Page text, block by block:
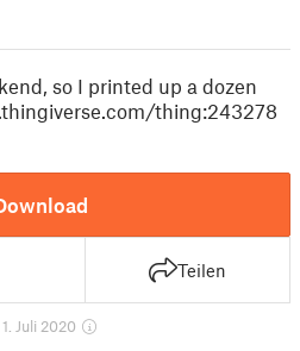
so I printed up a dozen
thing:243278
Teilen
Juli 2020